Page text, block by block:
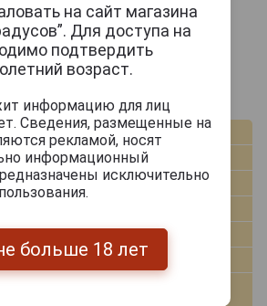
Dry Игристое вино
0.75л
Россия
0.75 л
13.0%
Белое полусухое
на сайт магазина
Для доступа на
подтвердить
возраст.
информацию для лиц
Сведения, размещенные на
рекламой, носят
информационный
исключительно
больше 18 лет